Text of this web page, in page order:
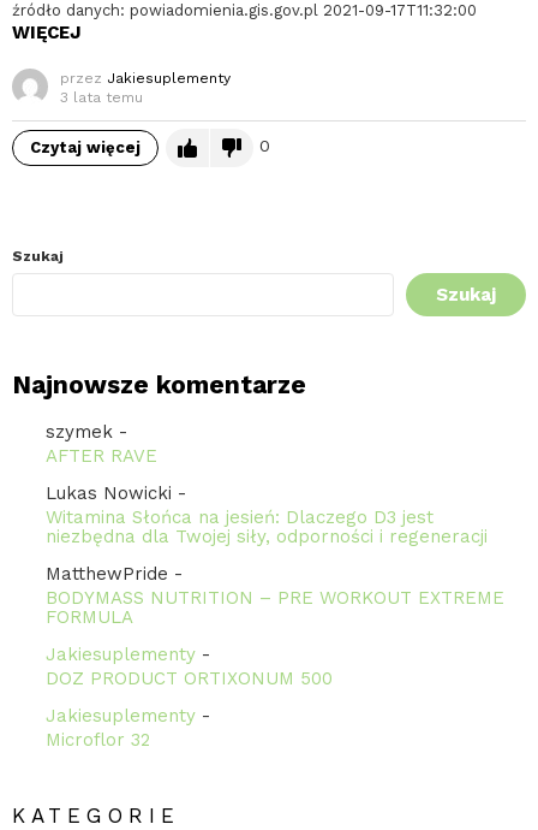
źródło danych: powiadomienia.gis.gov.pl 2021-09-17T11:32:00
WIĘCEJ
przez Jakiesuplementy
3 lata temu
Czytaj więcej 0
Szukaj
Szukaj
Najnowsze komentarze
szymek -
AFTER RAVE
Lukas Nowicki -
Witamina Słońca na jesień: Dlaczego D3 jest
niezbędna dla Twojej siły, odporności i regeneracji
MatthewPride -
BODYMASS NUTRITION – PRE WORKOUT EXTREME
FORMULA
Jakiesuplementy -
DOZ PRODUCT ORTIXONUM 500
Jakiesuplementy -
Microflor 32
KATEGORIE